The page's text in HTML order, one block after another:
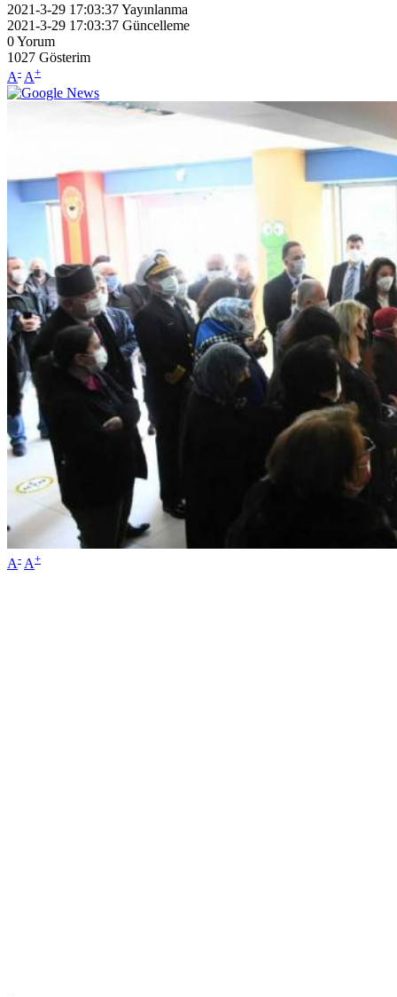
2021-3-29 17:03:37Yayınlanma
2021-3-29 17:03:37 Güncelleme
0Yorum
1027 Gösterim
A- A+
A- A+